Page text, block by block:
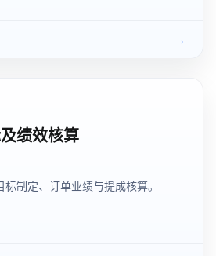
→
绩效核算
制定、订单业绩与提成核算。